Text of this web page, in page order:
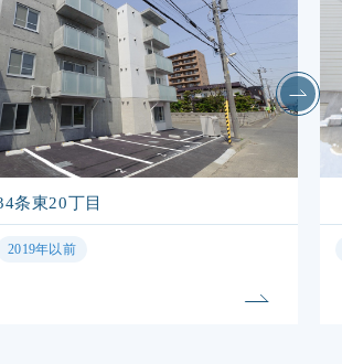
条東20丁目
2019年以前